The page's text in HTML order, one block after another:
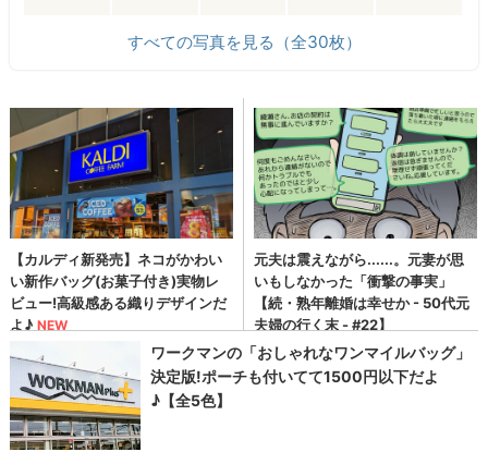
すべての写真を見る（全30枚）